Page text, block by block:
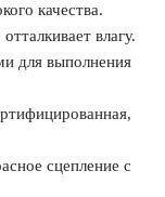
качества.
влагу.
для выполнения
сцепление с